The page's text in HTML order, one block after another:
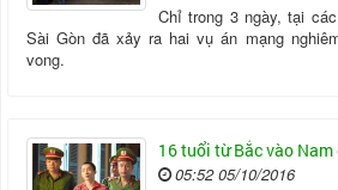
Chỉ trong 3 ngày, tại
Sài Gòn đã xảy ra hai vụ án mạng
vong.
16 tuổi từ Bắc vào
05:52 05/10/2016